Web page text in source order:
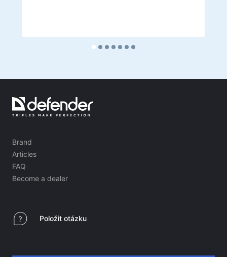
Brand
Articles
FAQ
Become a dealer
Položit otázku